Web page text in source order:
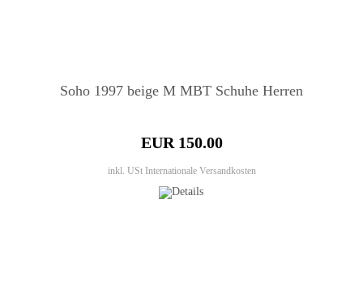
Soho 1997 beige M MBT Schuhe Herren
EUR 150.00
inkl. USt Internationale Versandkosten